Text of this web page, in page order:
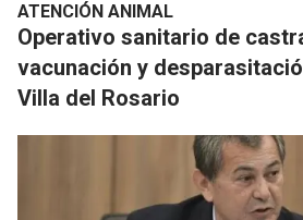
ATENCIÓN ANIMAL
Operativo sanitario de
vacunación y
Villa del Rosario